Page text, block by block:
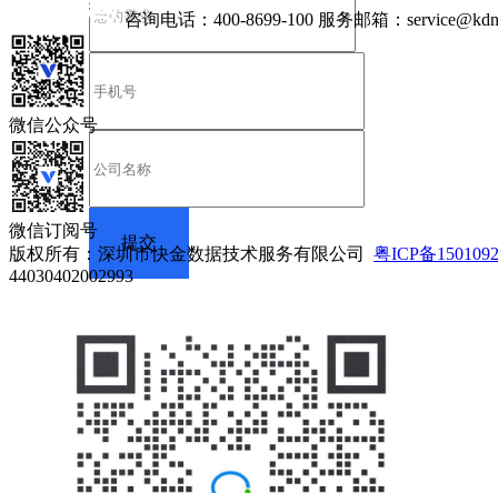
咨询电话： 400-8699-100 服务邮箱：
微信公众号
微信订阅号
版权所有：深圳市快金数据技术服务有限公司 粤ICP备
44030402002993